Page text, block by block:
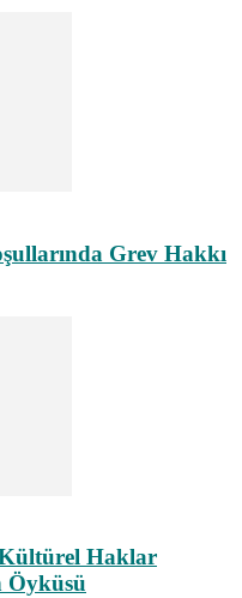
Grev Hakkı
Kültürel Haklar
Öyküsü